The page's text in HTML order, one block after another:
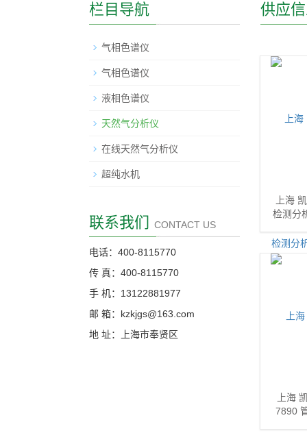
供应
上海
检测分
上海
7890
栏目导航
气相色谱仪
气相色谱仪
液相色谱仪
天然气分析仪
在线天然气分析仪
超纯水机
联系我们 CONTACT US
电话：400-8115770
传 真：400-8115770
手 机：13122881977
邮 箱：kzkjgs@163.com
地 址：上海市奉贤区